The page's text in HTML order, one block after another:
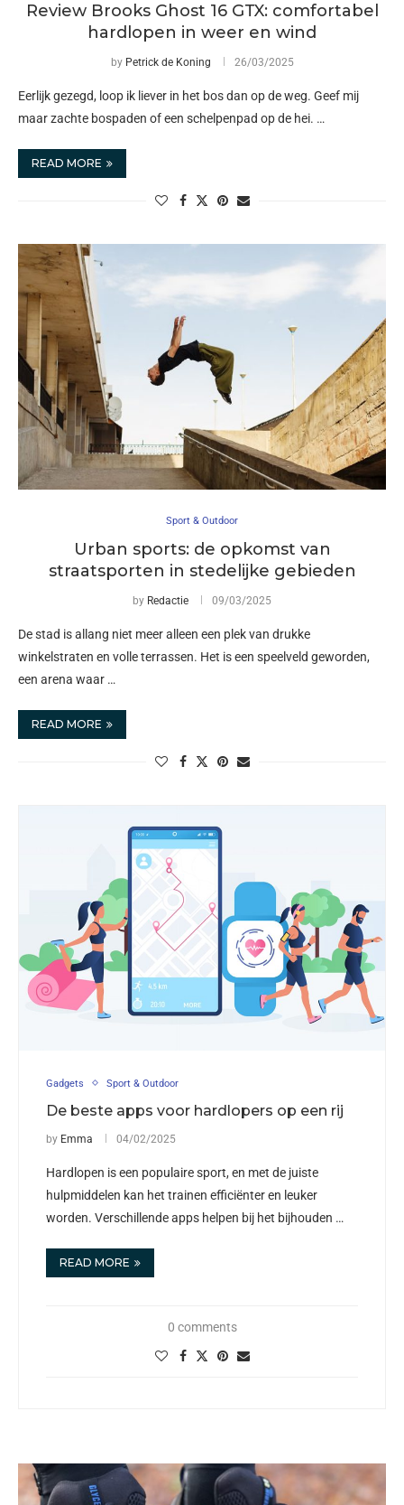
Review Brooks Ghost 16 GTX: comfortabel
hardlopen in weer en wind
by Petrick de Koning 26/03/2025
Eerlijk gezegd, loop ik liever in het bos dan op de weg. Geef mij
maar zachte bospaden of een schelpenpad op de hei. …
READ MORE
Sport & Outdoor
Urban sports: de opkomst van
straatsporten in stedelijke gebieden
by Redactie 09/03/2025
De stad is allang niet meer alleen een plek van drukke
winkelstraten en volle terrassen. Het is een speelveld geworden,
een arena waar …
READ MORE
Gadgets Sport & Outdoor
De beste apps voor hardlopers op een rij
by Emma 04/02/2025
Hardlopen is een populaire sport, en met de juiste
hulpmiddelen kan het trainen efficiënter en leuker
worden. Verschillende apps helpen bij het bijhouden …
READ MORE
0 comments